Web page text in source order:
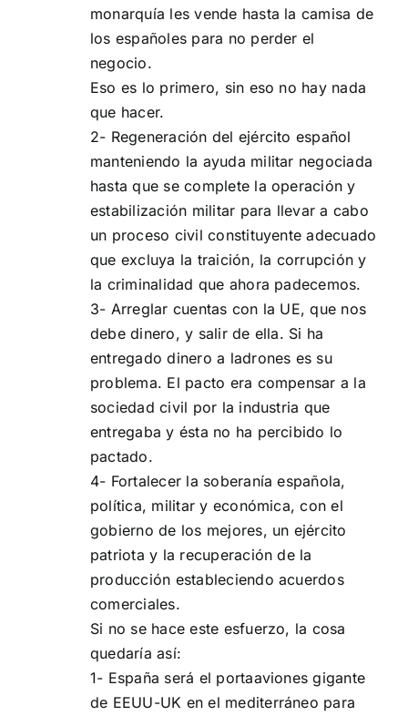
monarquía les vende hasta la camisa de
los españoles para no perder el
negocio.
Eso es lo primero, sin eso no hay nada
que hacer.
2- Regeneración del ejército español
manteniendo la ayuda militar negociada
hasta que se complete la operación y
estabilización militar para llevar a cabo
un proceso civil constituyente adecuado
que excluya la traición, la corrupción y
la criminalidad que ahora padecemos.
3- Arreglar cuentas con la UE, que nos
debe dinero, y salir de ella. Si ha
entregado dinero a ladrones es su
problema. El pacto era compensar a la
sociedad civil por la industria que
entregaba y ésta no ha percibido lo
pactado.
4- Fortalecer la soberanía española,
política, militar y económica, con el
gobierno de los mejores, un ejército
patriota y la recuperación de la
producción estableciendo acuerdos
comerciales.
Si no se hace este esfuerzo, la cosa
quedaría así:
1- España será el portaaviones gigante
de EEUU-UK en el mediterráneo para